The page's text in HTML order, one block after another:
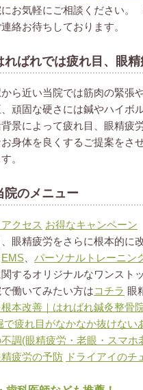
にお気軽にご相談ください。
絡お待ちしております。
ればれでは疲れ目、眼
ら近い当院では筋肉の緊張
頑固な硬さには鍼やハイボ
景によって疲れ目、眼精疲
身体を良くするご提案をさ
。
院のメニュー
クセス お得なキャンペーン
眼精疲労をさらに根本的に
EMS パーソナルトレーニン
するオリジナルなワンスト
働いてみたい方はコチラ 眼
本改善｜はればれ鍼灸整骨
で疲れ目がなかなか抜けな
調(眼精疲労・老眼・スマホ
疲労の予防 ドライアイのチ